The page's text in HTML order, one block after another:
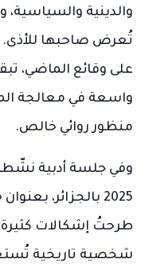
والدينية والسياسية،
تُعرض صاحبها للأذى.
على وقائع الماضي،
واسعة في معالجة
منظور روائي خالص.
وفي جلسة أدبية
2025 بالجزائر،
طرحتُ إشكالات
شخصية تاريخية